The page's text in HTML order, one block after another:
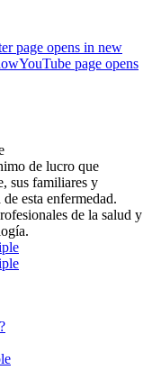
page opens in new
YouTube page opens
de lucro que
sus familiares y
esta enfermedad.
de la salud y